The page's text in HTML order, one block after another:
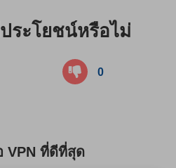
ระโยชน์หรือไม่
0
VPN ที่ดีที่สุด